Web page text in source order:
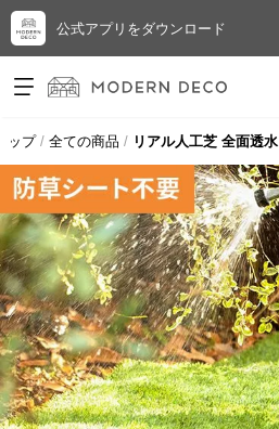
公式アプリをダウンロード
ログイン
新規会員登録
お
気
に
入
り
ア
イ
テ
ム
ップ 全ての商品 リアル人工芝 全面透